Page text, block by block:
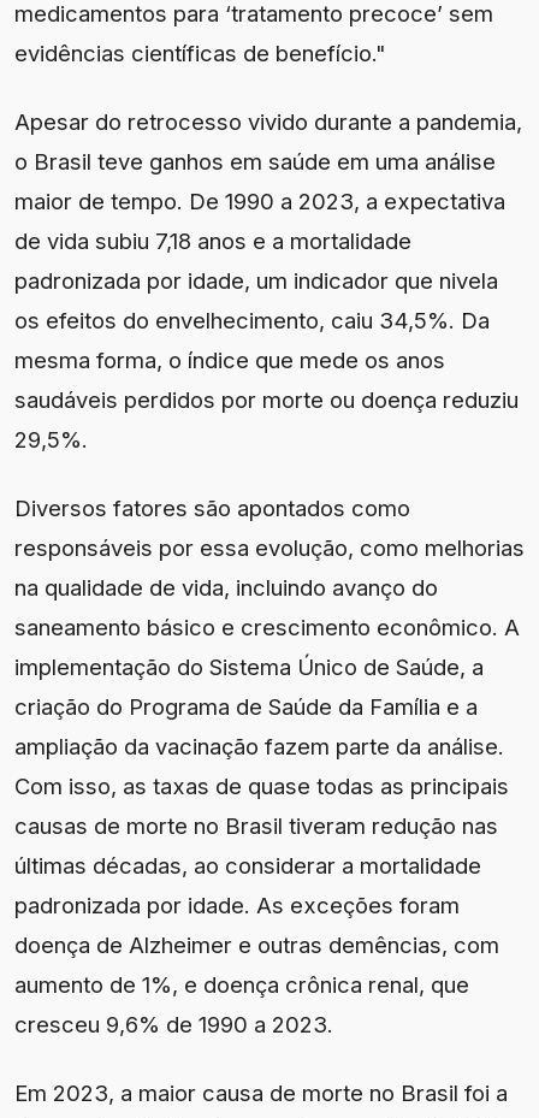
medicamentos para ‘tratamento precoce’ sem
evidências científicas de benefício."
Apesar do retrocesso vivido durante a pandemia,
o Brasil teve ganhos em saúde em uma análise
maior de tempo. De 1990 a 2023, a expectativa
de vida subiu 7,18 anos e a mortalidade
padronizada por idade, um indicador que nivela
os efeitos do envelhecimento, caiu 34,5%. Da
mesma forma, o índice que mede os anos
saudáveis perdidos por morte ou doença reduziu
29,5%.
Diversos fatores são apontados como
responsáveis por essa evolução, como melhorias
na qualidade de vida, incluindo avanço do
saneamento básico e crescimento econômico. A
implementação do Sistema Único de Saúde, a
criação do Programa de Saúde da Família e a
ampliação da vacinação fazem parte da análise.
Com isso, as taxas de quase todas as principais
causas de morte no Brasil tiveram redução nas
últimas décadas, ao considerar a mortalidade
padronizada por idade. As exceções foram
doença de Alzheimer e outras demências, com
aumento de 1%, e doença crônica renal, que
cresceu 9,6% de 1990 a 2023.
Em 2023, a maior causa de morte no Brasil foi a